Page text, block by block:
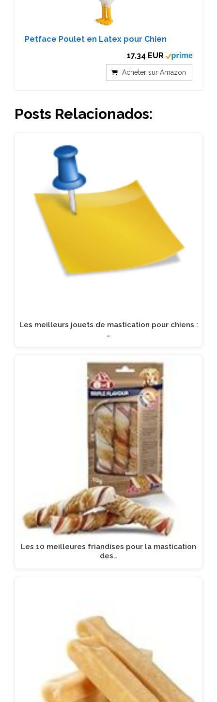
Petface Poulet en Latex pour Chien
17,34 EUR
Acheter sur Amazon
Posts Relacionados:
Les meilleurs jouets de mastication pour chiens :
…
Les 10 meilleures friandises pour la mastication
des…